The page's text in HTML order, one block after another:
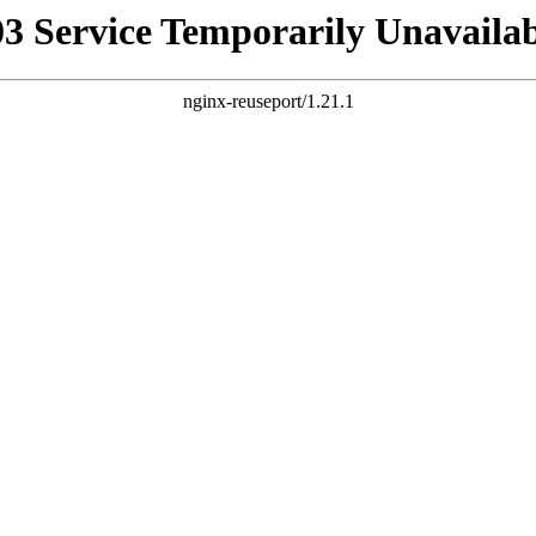
Service Temporarily
nginx-reuseport/1.21.1